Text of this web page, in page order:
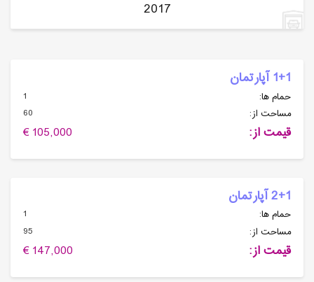
2017
1+1 آپارتمان
حمام ها:
1
مساحت از:
60
قیمت از: 105,000 €
2+1 آپارتمان
حمام ها:
1
مساحت از:
95
قیمت از: 147,000 €